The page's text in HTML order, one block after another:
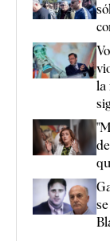
la